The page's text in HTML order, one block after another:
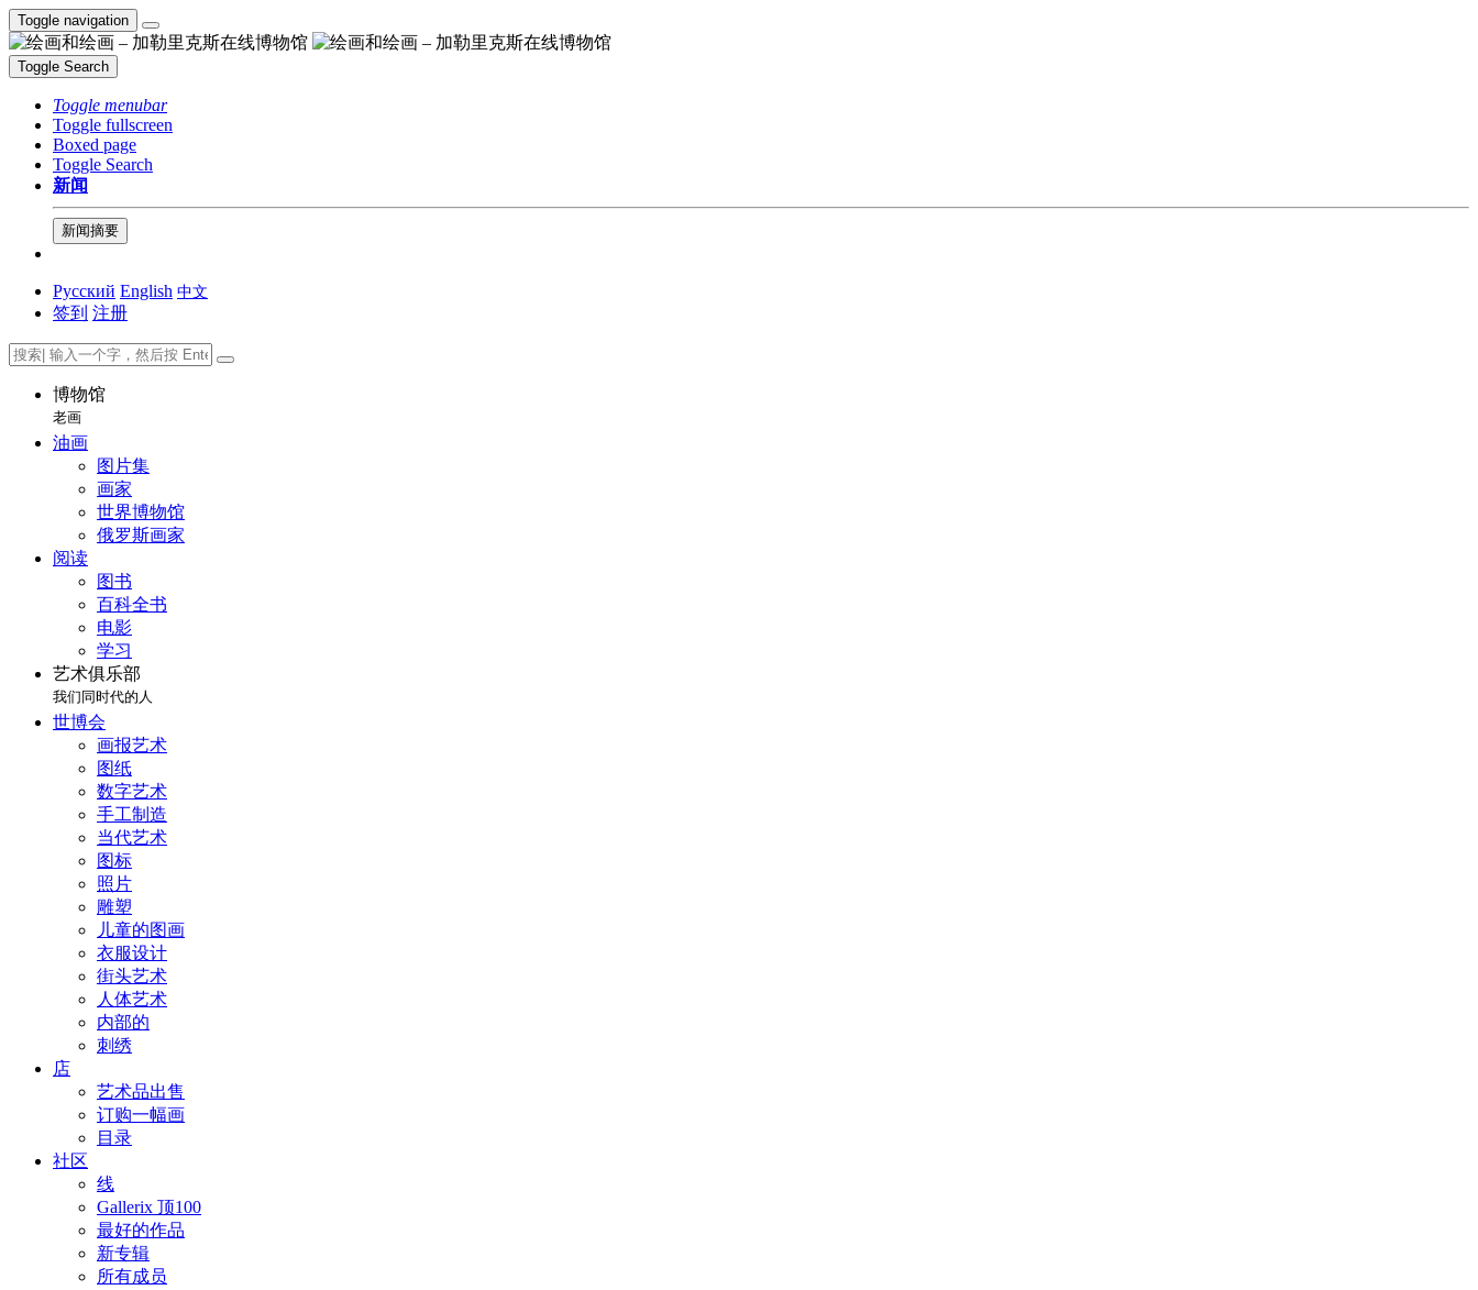
Toggle navigation
Toggle Search
Toggle menubar
Toggle fullscreen
Boxed page
Toggle Search
新闻
新闻摘要
Русский English 中文
签到 注册
博物馆
老画
油画
图片集
画家
世界博物馆
俄罗斯画家
阅读
图书
百科全书
电影
学习
艺术俱乐部
我们同时代的人
世博会
画报艺术
图纸
数字艺术
手工制造
当代艺术
图标
照片
雕塑
儿童的图画
衣服设计
街头艺术
人体艺术
内部的
刺绣
店
艺术品出售
订购一幅画
目录
社区
线
Gallerix 顶100
最好的作品
新专辑
所有成员